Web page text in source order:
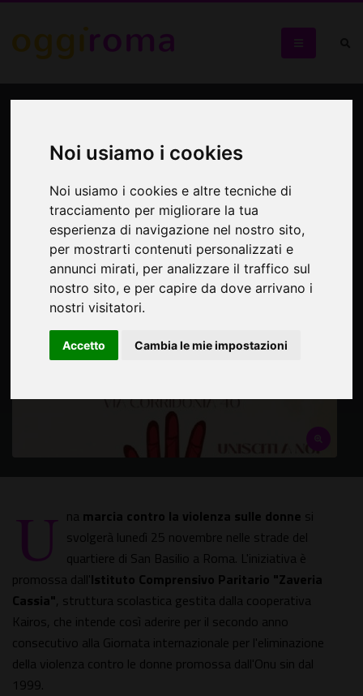
Noi usiamo i cookies
Noi usiamo i cookies e altre tecniche di
tracciamento per migliorare la tua
esperienza di navigazione nel nostro sito,
per mostrarti contenuti personalizzati e
annunci mirati, per analizzare il traffico sul
nostro sito, e per capire da dove arrivano i
nostri visitatori.
Accetto Cambia le mie impostazioni
Marcia contro la violenza
sulle donne
Istituto "Zaveria Cassia" - San Basilio
U na marcia contro la violenza sulle donne si
svolgerà lunedì 25 novembre nelle strade del
quartiere di San Basilio a Roma. L'iniziativa è
promossa dall'Istituto Comprensivo Paritario "Zaveria
Cassia", struttura scolastica gestita dalla cooperativa
Kairos, che intende così aderire per il secondo anno
consecutivo alla Giornata internazionale per l'eliminazione
della violenza contro le donne promossa dall'Onu sin dal
1999.